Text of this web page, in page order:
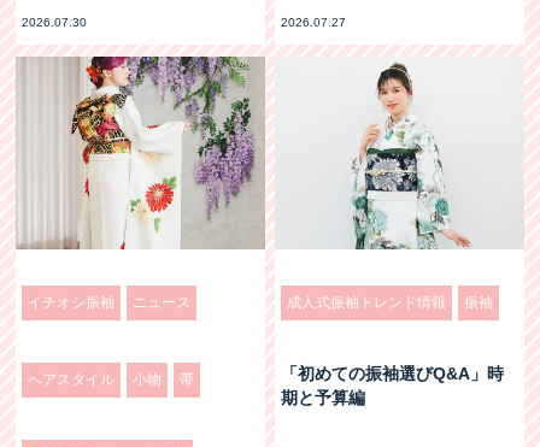
2026.07.30 2026.07.27
イチオシ振袖 ニュース
へアスタイル 小物 帯
成人式振袖トレンド情報 振袖
「初めての振袖選びQ&A」時
期と予算編